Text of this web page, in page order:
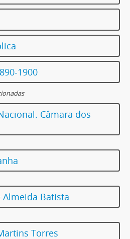
1900
Câmara dos
Batista
Torres